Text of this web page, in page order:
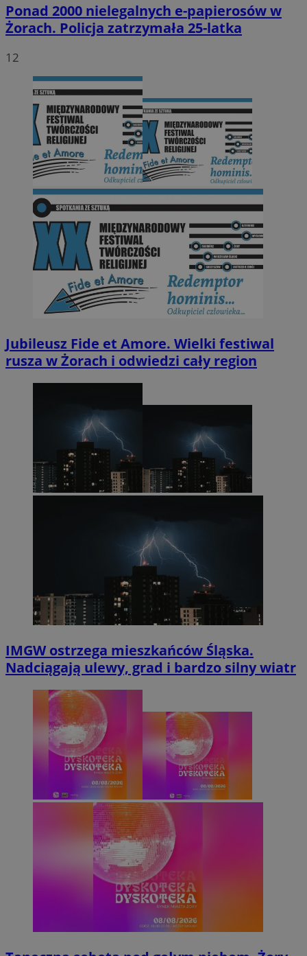
Ponad 2000 nielegalnych e-papierosów w
Żorach. Policja zatrzymała 25-latka
12
Jubileusz Fide et Amore. Wielki festiwal
rusza w Żorach i odwiedzi cały region
IMGW ostrzega mieszkańców Śląska.
Nadciągają ulewy, grad i bardzo silny wiatr